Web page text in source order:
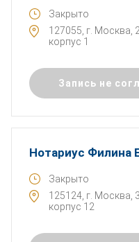
Закрыто
127055, г. Москва,
корпус 1
Запись не
Нотариус Филина
Закрыто
125124, г. Москва,
корпус 12